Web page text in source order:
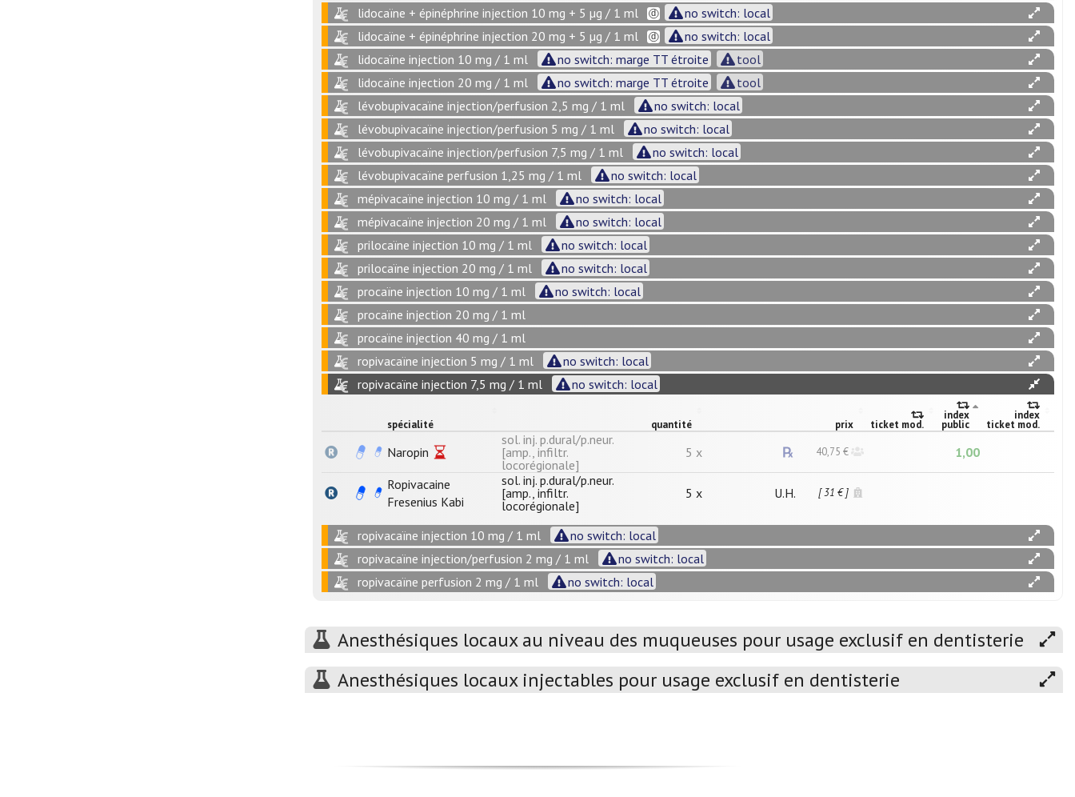
lidocaïne + épinéphrine injection 10 mg + 5 µg / 1 ml
no switch: local
lidocaïne + épinéphrine injection 20 mg + 5 µg / 1 ml
no switch: local
lidocaïne injection 10 mg / 1 ml
no switch: marge TT étroite
tool
lidocaïne injection 20 mg / 1 ml
no switch: marge TT étroite
tool
lévobupivacaïne injection/perfusion 2,5 mg / 1 ml
no switch: local
lévobupivacaïne injection/perfusion 5 mg / 1 ml
no switch: local
lévobupivacaïne injection/perfusion 7,5 mg / 1 ml
no switch: local
lévobupivacaïne perfusion 1,25 mg / 1 ml
no switch: local
mépivacaïne injection 10 mg / 1 ml
no switch: local
mépivacaïne injection 20 mg / 1 ml
no switch: local
prilocaïne injection 10 mg / 1 ml
no switch: local
prilocaïne injection 20 mg / 1 ml
no switch: local
procaïne injection 10 mg / 1 ml
no switch: local
procaïne injection 20 mg / 1 ml
procaïne injection 40 mg / 1 ml
ropivacaïne injection 5 mg / 1 ml
no switch: local
ropivacaïne injection 7,5 mg / 1 ml
no switch: local
spécialité quantité prix ticket mod.
index
public
index
ticket mod.
Naropin
sol. inj. p.dural/p.neur.
[amp., infiltr.
locorégionale]
5 x 40,75 €
1,00
Ropivacaine
Fresenius Kabi
sol. inj. p.dural/p.neur.
[amp., infiltr.
locorégionale]
5 x U.H. [ 31 € ]
ropivacaïne injection 10 mg / 1 ml
no switch: local
ropivacaïne injection/perfusion 2 mg / 1 ml
no switch: local
ropivacaïne perfusion 2 mg / 1 ml
no switch: local
Anesthésiques locaux au niveau des muqueuses pour usage exclusif en dentisterie
Anesthésiques locaux injectables pour usage exclusif en dentisterie